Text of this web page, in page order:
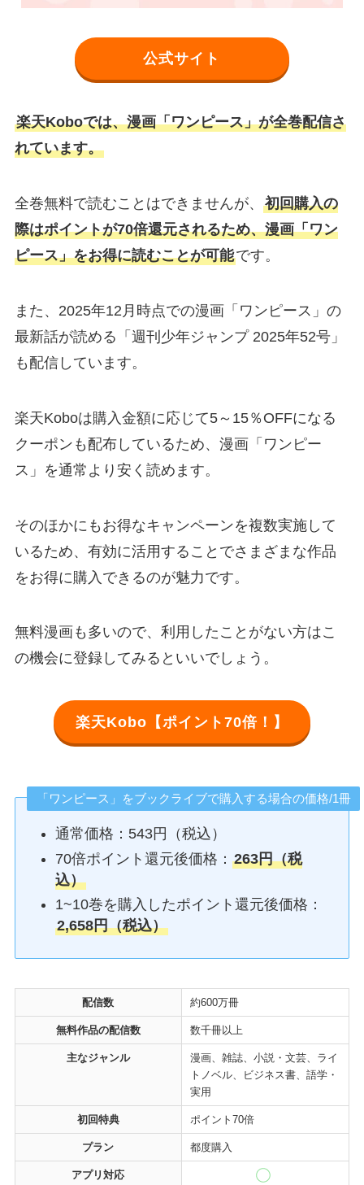
公式サイト
楽天Koboでは、漫画「ワンピース」が全巻配信さ
れています。
全巻無料で読むことはできませんが、 初回購入の
際はポイントが70倍還元されるため、漫画「ワン
ピース」をお得に読むことが可能です。
また、2025年12月時点での漫画「ワンピース」の
最新話が読める「週刊少年ジャンプ 2025年52号」
も配信しています。
楽天Koboは購入金額に応じて5～15％OFFになる
クーポンも配布しているため、漫画「ワンピー
ス」を通常より安く読めます。
そのほかにもお得なキャンペーンを複数実施して
いるため、有効に活用することでさまざまな作品
をお得に購入できるのが魅力です。
無料漫画も多いので、利用したことがない方はこ
の機会に登録してみるといいでしょう。
楽天Kobo【ポイント70倍！】
「ワンピース」をブックライブで購入する場合の価格/1冊
通常価格：543円（税込）
70倍ポイント還元後価格：263円（税
込）
1~10巻を購入したポイント還元後価格：
2,658円（税込）
配信数 約600万冊
無料作品の配信数 数千冊以上
主なジャンル
漫画、雑誌、小説・文芸、ライ
トノベル、ビジネス書、語学・
実用
初回特典 ポイント70倍
プラン 都度購入
アプリ対応